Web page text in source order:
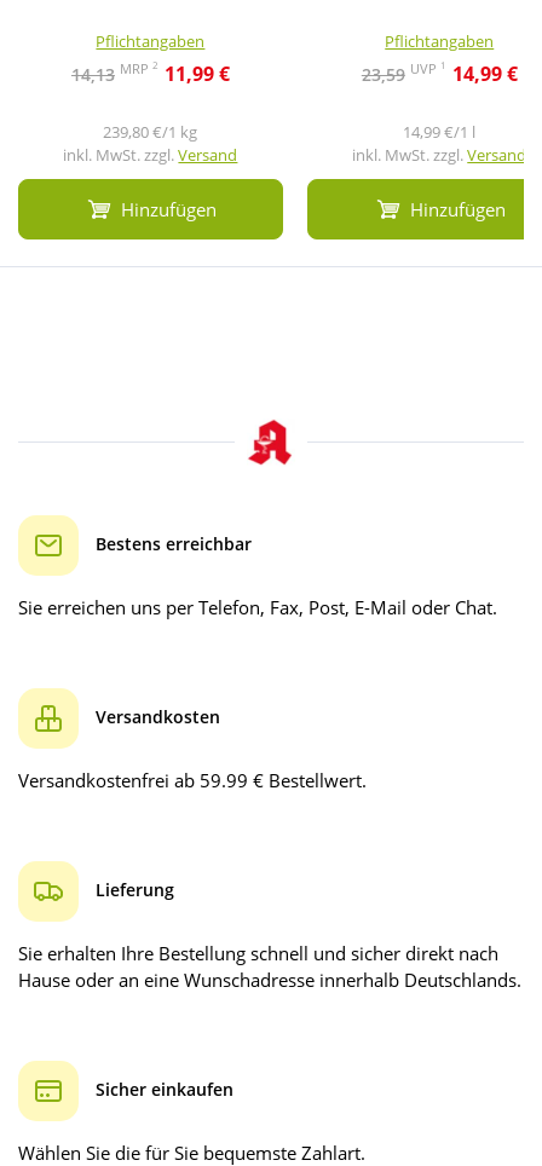
Pflichtangaben
14,13 MRP 2 11,99 €
239,80 €/1 kg
inkl. MwSt. zzgl.Versand
Hinzufügen
Pflichtangaben
23,59 UVP 1 14,99 €
14,99 €/1 l
inkl. MwSt. zzgl.Versand
Hinzufügen
Bestens erreichbar
Sie erreichen uns per Telefon, Fax, Post, E-Mail oder Chat.
Versandkosten
Versandkostenfrei ab 59.99 € Bestellwert.
Lieferung
Sie erhalten Ihre Bestellung schnell und sicher direkt nach
Hause oder an eine Wunschadresse innerhalb Deutschlands.
Sicher einkaufen
Wählen Sie die für Sie bequemste Zahlart.